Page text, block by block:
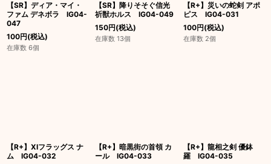
【SR】ディア・マイ・
ファム デネボラ IG04-
047
100円(税込)
在庫数 6個
【SR】降りそそぐ信光
祈獣ホルス IG04-049
150円(税込)
在庫数 13個
【R+】災いの蛇剣 アポ
ピス IG04-031
100円(税込)
在庫数 2個
【R+】XIフラッグス ナ
ム IG04-032
【R+】暗黒街の首領 カ
ール IG04-033
【R+】龍相之剣 優鉢
羅 IG04-035